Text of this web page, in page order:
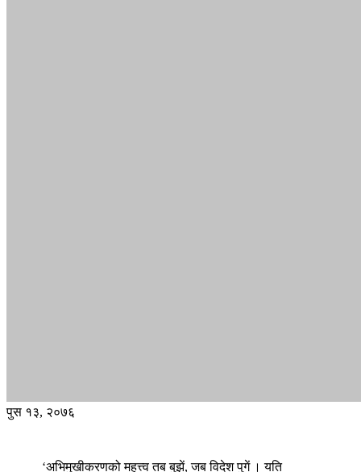
पुस १३, २०७६
‘अभिमुखीकरणको महत्त्व तब बुझें, जब विदेश पुगें । यति